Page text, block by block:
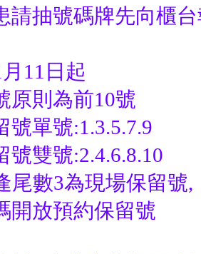
請抽號碼牌先向櫃
11日起
原則為前10號
號單號:1.3.5.7.9
號雙號:2.4.6.8.10
尾數3為現場保留號,
開放預約保留號